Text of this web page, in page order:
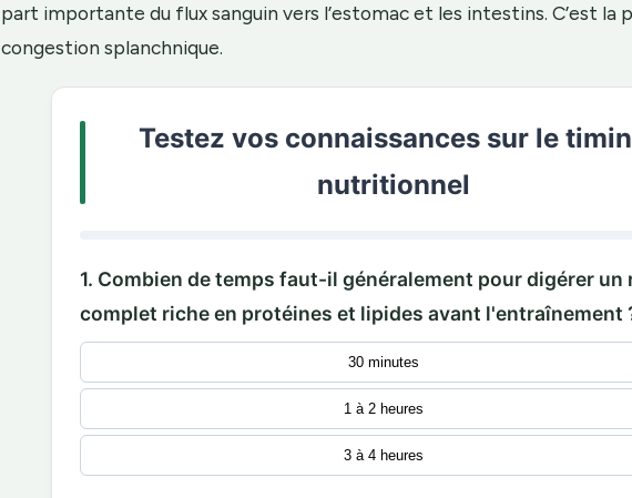
part importante du flux sanguin vers l’estomac et les intestins. C’est la
congestion splanchnique.
Testez vos connaissances sur le
nutritionnel
1. Combien de temps faut-il généralement pour digérer un
complet riche en protéines et lipides avant l'entraînement
30 minutes
1 à 2 heures
3 à 4 heures